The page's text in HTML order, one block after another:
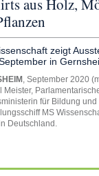
aus Holz,
zeigt
in
, September 2020
Meister,
für Bildung
MS
Deutschland.